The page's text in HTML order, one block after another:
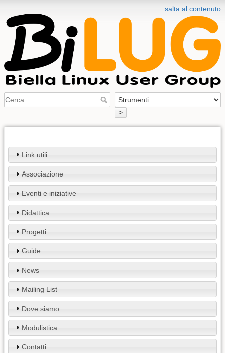
salta al contenuto
>
Link utili
Associazione
Eventi e iniziative
Didattica
Progetti
Guide
News
Mailing List
Dove siamo
Modulistica
Contatti